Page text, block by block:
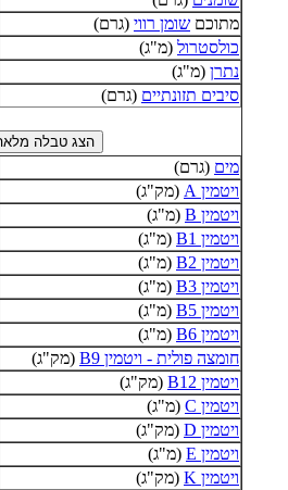
מתוכם שומן רווי (גרם)
כולסטרול (מ"ג)
נתרן (מ"ג)
סיבים תזונתיים (גרם)
מים (גרם)
ויטמין A
(מק"ג)
ויטמין B
(מ"ג)
ויטמין B1
(מ"ג)
ויטמין B2
(מ"ג)
ויטמין B3
(מ"ג)
ויטמין B5
(מ"ג)
ויטמין B6
(מ"ג)
חומצה פולית - ויטמין B9
(מק"ג)
ויטמין B12
(מק"ג)
ויטמין C
(מ"ג)
ויטמין D
(מק"ג)
ויטמין E
(מ"ג)
ויטמין K
(מק"ג)